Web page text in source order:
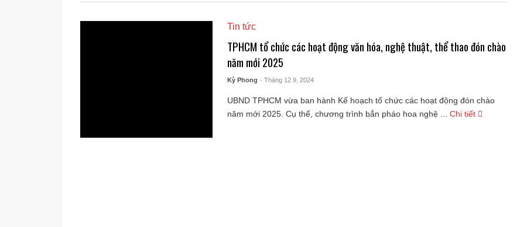
Tin tức
TPHCM tổ chức các hoạt động văn hóa, nghệ thuật, thể thao đón chào
năm mới 2025
Kỳ Phong - Tháng 12 9, 2024
UBND TPHCM vừa ban hành Kế hoạch tổ chức các hoạt động đón chào
năm mới 2025. Cụ thể, chương trình bắn pháo hoa nghệ ...
Chi tiết